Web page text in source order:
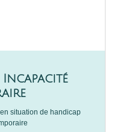
situation de handicap